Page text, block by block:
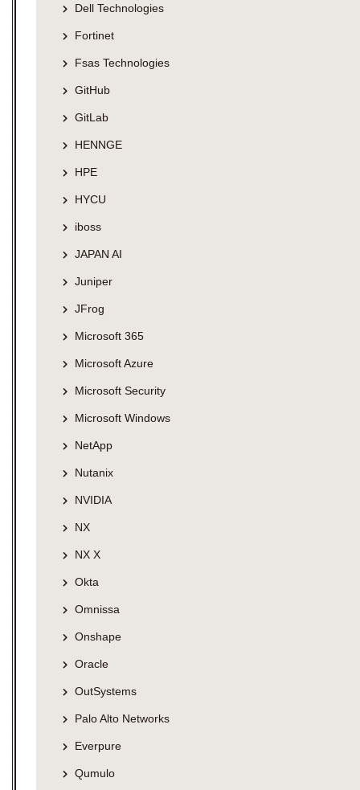
Dell Technologies
Fortinet
Fsas Technologies
GitHub
GitLab
HENNGE
HPE
HYCU
iboss
JAPAN AI
Juniper
JFrog
Microsoft 365
Microsoft Azure
Microsoft Security
Microsoft Windows
NetApp
Nutanix
NVIDIA
NX
NX X
Okta
Omnissa
Onshape
Oracle
OutSystems
Palo Alto Networks
Everpure
Qumulo